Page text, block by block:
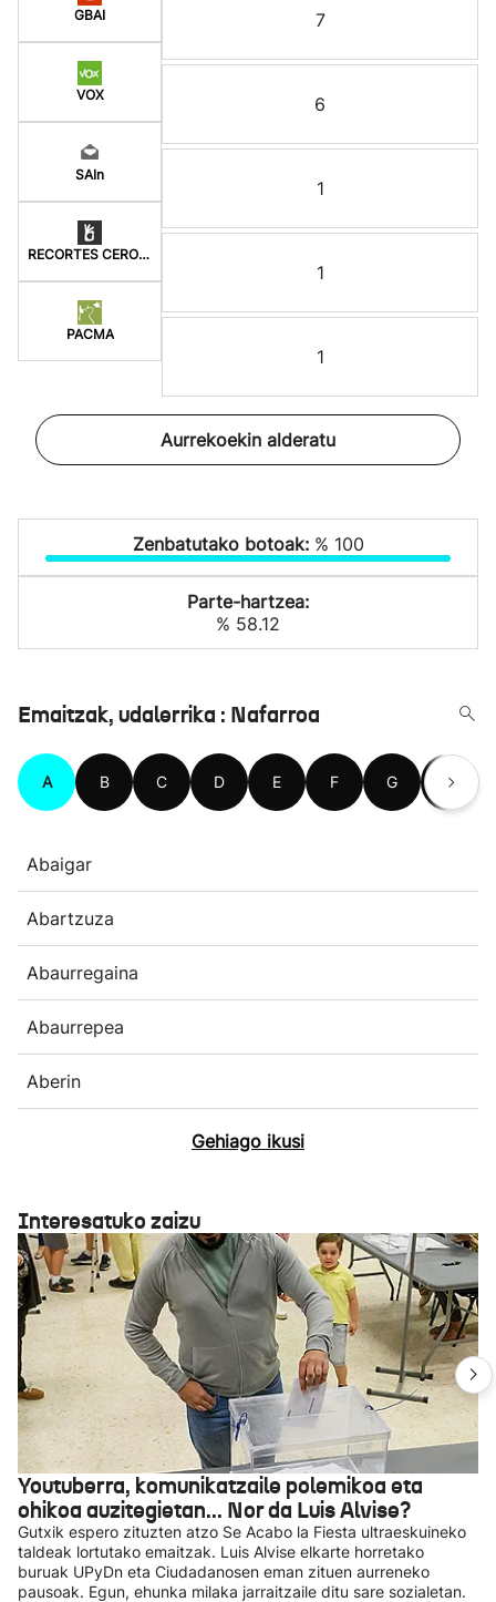
GBAI
VOX
SAIn
RECORTES CERO-LV-GVE
PACMA
7
6
1
1
1
Aurrekoekin alderatu
Zenbatutako botoak: % 100
Parte-hartzea:
% 58.12
Emaitzak, udalerrika : Nafarroa
A B C D E F G H
Abaigar
Abartzuza
Abaurregaina
Abaurrepea
Aberin
Gehiago ikusi
Interesatuko zaizu
Youtuberra, komunikatzaile polemikoa eta
ohikoa auzitegietan... Nor da Luis Alvise?
Gutxik espero zituzten atzo Se Acabo la Fiesta ultraeskuineko
taldeak lortutako emaitzak. Luis Alvise elkarte horretako
buruak UPyDn eta Ciudadanosen eman zituen aurreneko
pausoak. Egun, ehunka milaka jarraitzaile ditu sare sozialetan.